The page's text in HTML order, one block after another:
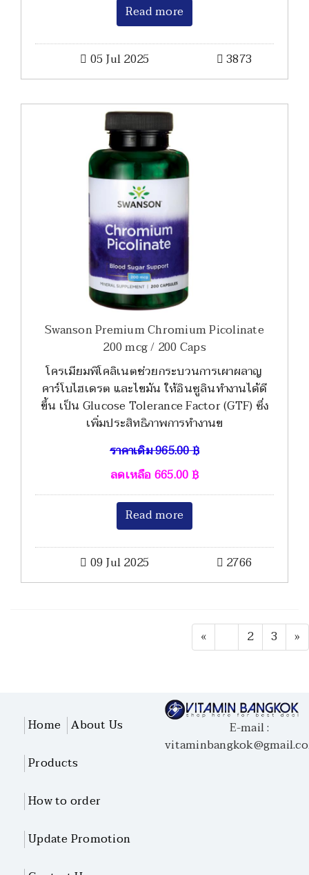
Read more
05 Jul 2025 3873
Swanson Premium Chromium Picolinate
200 mcg / 200 Caps
โครเมียมพิโคลิเนตช่วยกระบวนการเผาผลาญ
คาร์โบไฮเดรต และไขมัน ให้อินซูลินทำงานได้ดี
ขึ้น เป็น Glucose Tolerance Factor (GTF) ซึ่ง
เพิ่มประสิทธิภาพการทำงานข
ราคาเดิม965.00฿
ลดเหลือ665.00฿
Read more
09 Jul 2025 2766
« 2 3 »
Home About Us
Products
How to order
Update Promotion
E-mail :